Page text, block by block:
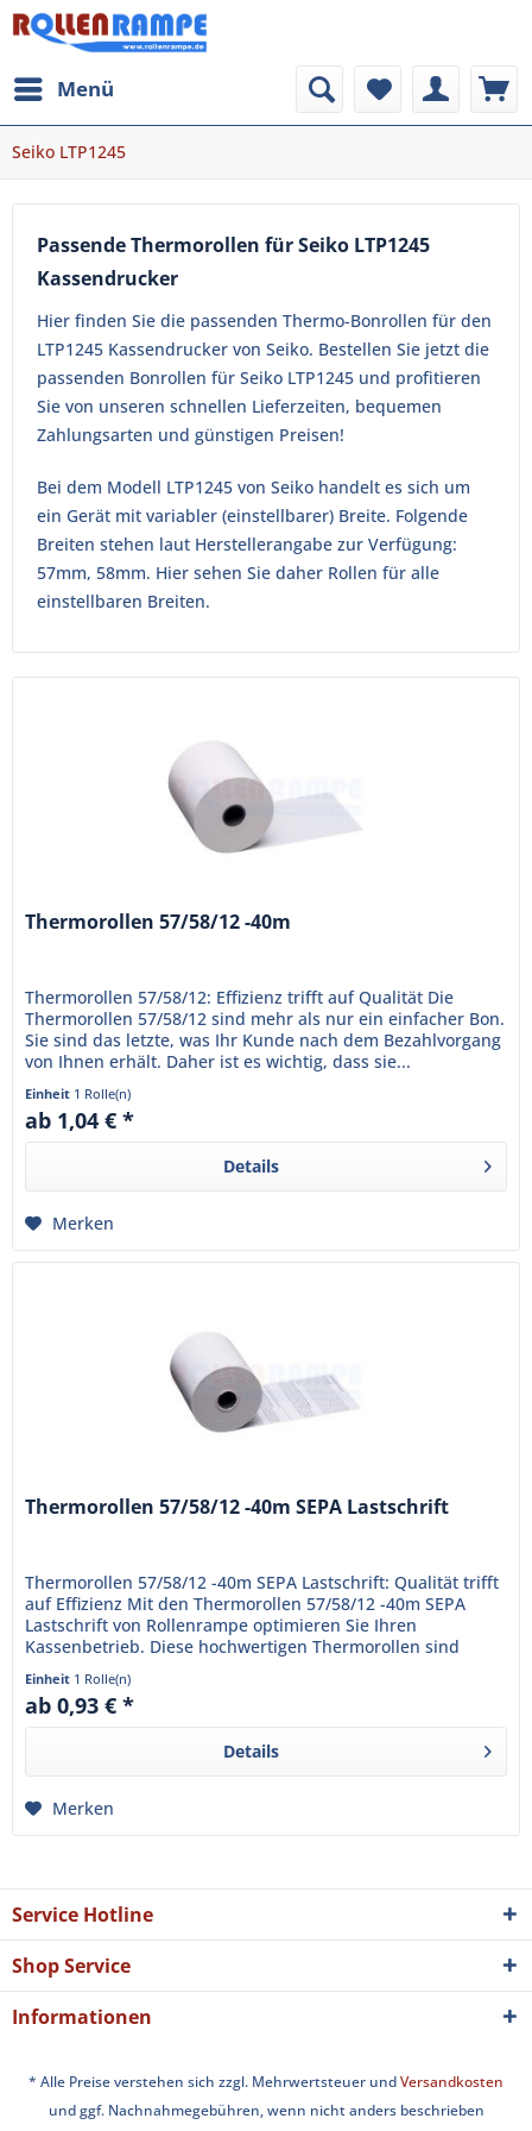
Menü
Seiko LTP1245
Passende Thermorollen für Seiko LTP1245
Kassendrucker
Hier finden Sie die passenden Thermo-Bonrollen für den
LTP1245 Kassendrucker von Seiko. Bestellen Sie jetzt die
passenden Bonrollen für Seiko LTP1245 und profitieren
Sie von unseren schnellen Lieferzeiten, bequemen
Zahlungsarten und günstigen Preisen!
Bei dem Modell LTP1245 von Seiko handelt es sich um
ein Gerät mit variabler (einstellbarer) Breite. Folgende
Breiten stehen laut Herstellerangabe zur Verfügung:
57mm, 58mm. Hier sehen Sie daher Rollen für alle
einstellbaren Breiten.
Thermorollen 57/58/12 -40m
Thermorollen 57/58/12: Effizienz trifft auf Qualität Die
Thermorollen 57/58/12 sind mehr als nur ein einfacher Bon.
Sie sind das letzte, was Ihr Kunde nach dem Bezahlvorgang
von Ihnen erhält. Daher ist es wichtig, dass sie...
Einheit 1 Rolle(n)
ab 1,04 € *
Details
Merken
Thermorollen 57/58/12 -40m SEPA Lastschrift
Thermorollen 57/58/12 -40m SEPA Lastschrift: Qualität trifft
auf Effizienz Mit den Thermorollen 57/58/12 -40m SEPA
Lastschrift von Rollenrampe optimieren Sie Ihren
Kassenbetrieb. Diese hochwertigen Thermorollen sind
speziell für...
Einheit 1 Rolle(n)
ab 0,93 € *
Details
Merken
Service Hotline
Shop Service
Informationen
* Alle Preise verstehen sich zzgl. Mehrwertsteuer undVersandkosten
und ggf. Nachnahmegebühren, wenn nicht anders beschrieben